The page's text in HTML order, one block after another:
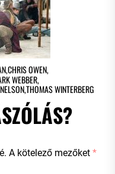
,CHRIS OWEN,
WEBBER,
,THOMAS WINTERBERG
A kötelező mezőket *